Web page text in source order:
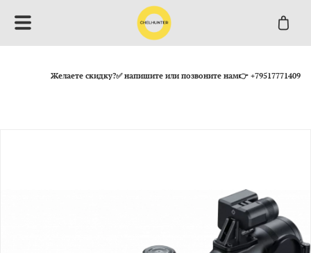
Желаете скидку?✅ напишите или позвоните нам👉 +79517771409